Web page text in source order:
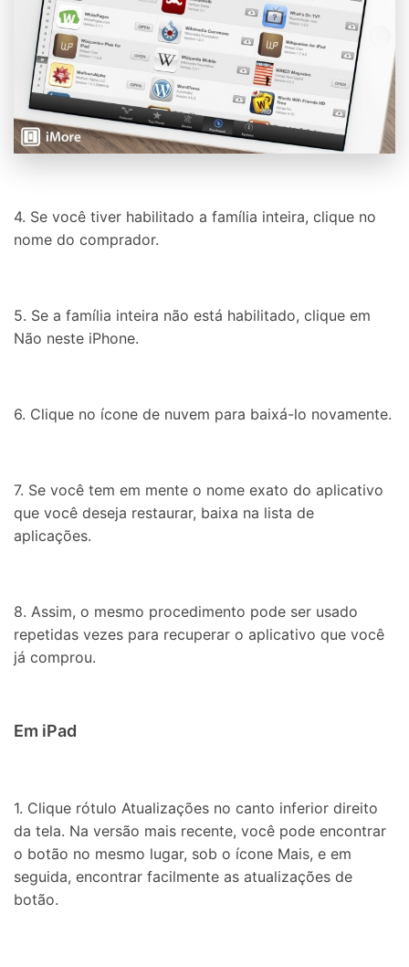
4. Se você tiver habilitado a família inteira, clique no
nome do comprador.
5. Se a família inteira não está habilitado, clique em
Não neste iPhone.
6. Clique no ícone de nuvem para baixá-lo novamente.
7. Se você tem em mente o nome exato do aplicativo
que você deseja restaurar, baixa na lista de
aplicações.
8. Assim, o mesmo procedimento pode ser usado
repetidas vezes para recuperar o aplicativo que você
já comprou.
Em iPad
1. Clique rótulo Atualizações no canto inferior direito
da tela. Na versão mais recente, você pode encontrar
o botão no mesmo lugar, sob o ícone Mais, e em
seguida, encontrar facilmente as atualizações de
botão.